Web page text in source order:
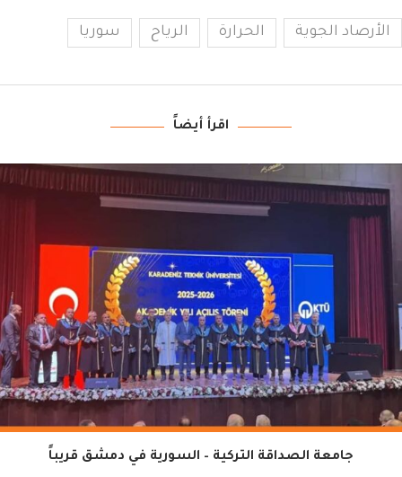
الأرصاد الجوية الحرارة الرياح سوريا
اقرأ أيضاً
جامعة الصداقة التركية – السورية في دمشق قريباً